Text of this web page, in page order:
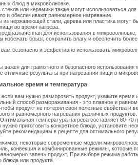
блюд в микроволновке.
или керамики также могут использоваться
и обеспечивают равномерное нагревание.
из нержавеющей стали, дерева или пластика могут
во время нагрева.
для использования в
избежать брызг, сохранить влагу и обеспечить
безопасно и эффективно использовать
для грамотного и безопасного использования
отличные результаты при нагревании пищи в
время и температура
вам нужно разморозить продукт, укажите
способ размораживания - это плавное и
продукт не потерял свои полезные свойства и
и равномерного нагревания различных
температура нагрева составляет 60-70
нужно приготовить конкретное блюдо, установите
рекомендациям в рецепте для оптимального
некоторые современные модели
конвекция и комбинированные режимы, которые
запечь продукт. При выборе режима
блюда или продукта.